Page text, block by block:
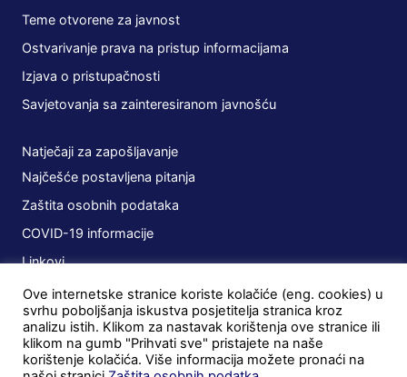
Teme otvorene za javnost
Ostvarivanje prava na pristup informacijama
Izjava o pristupačnosti
Savjetovanja sa zainteresiranom javnošću
Natječaji za zapošljavanje
Najčešće postavljena pitanja
Zaštita osobnih podataka
COVID-19 informacije
Linkovi
Planovi
Javna nabava
Ugovori
Ove internetske stranice koriste kolačiće (eng. cookies) u
svrhu poboljšanja iskustva posjetitelja stranica kroz
analizu istih. Klikom za nastavak korištenja ove stranice ili
klikom na gumb "Prihvati sve" pristajete na naše
korištenje kolačića. Više informacija možete pronaći na